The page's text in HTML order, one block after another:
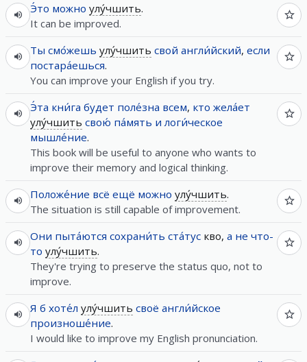
Э́то можно улу́чшить.
It can be improved.
Ты смо́жешь улу́чшить свой англи́йский, если
постара́ешься.
You can improve your English if you try.
Э́та кни́га будет поле́зна всем, кто жела́ет
улу́чшить свою́ па́мять и логи́ческое
мышле́ние.
This book will be useful to anyone who wants to
improve their memory and logical thinking.
Положе́ние всё ещё можно улу́чшить.
The situation is still capable of improvement.
Они пыта́ются сохрани́ть ста́тус кво, а не что-
то улу́чшить.
They're trying to preserve the status quo, not to
improve.
Я б хоте́л улу́чшить своё англи́йское
произноше́ние.
I would like to improve my English pronunciation.